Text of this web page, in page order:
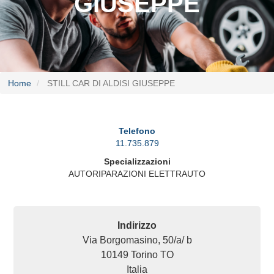
Home STILL CAR DI ALDISI GIUSEPPE
Telefono
11.735.879
Specializzazioni
AUTORIPARAZIONI ELETTRAUTO
Indirizzo
Via Borgomasino, 50/a/ b
10149 Torino TO
Italia